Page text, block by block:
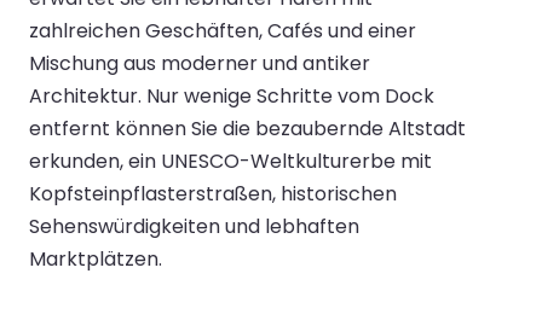
zahlreichen Geschäften, Cafés und einer
Mischung aus moderner und antiker
Architektur. Nur wenige Schritte vom Dock
entfernt können Sie die bezaubernde Altstadt
erkunden, ein UNESCO-Weltkulturerbe mit
Kopfsteinpflasterstraßen, historischen
Sehenswürdigkeiten und lebhaften
Marktplätzen.